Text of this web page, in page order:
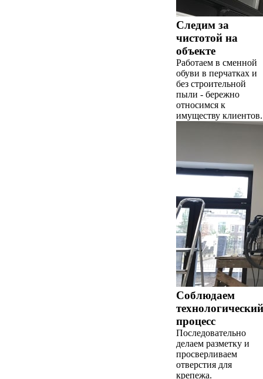
Следим за
чистотой на
объекте
Работаем в сменной
обуви в перчатках и
без строительной
пыли - бережно
относимся к
имуществу клиентов.
Соблюдаем
технологический
процесс
Последовательно
делаем разметку и
просверливаем
отверстия для
крепежа.